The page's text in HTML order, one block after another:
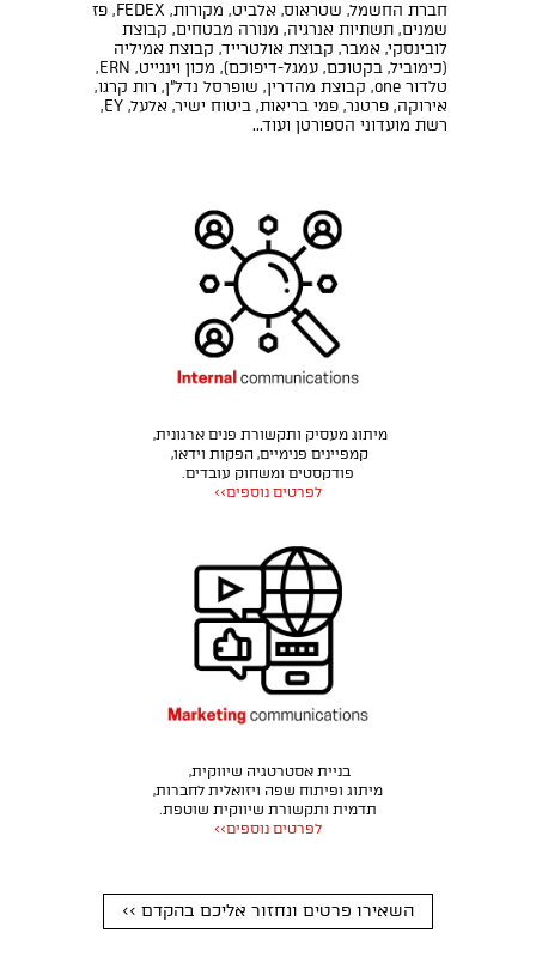
חברת החשמל, שטראוס, אלביט, מקורות, FEDEX, פז
שמנים, תשתיות אנרגיה, מנורה מבטחים, קבוצת
לובינסקי, אמבר, קבוצת אולטרייד, קבוצת אמיליה
(כימוביל, בקטוכם, עמגל-דיפוכם), מכון וינגייט, ERN,
טלדור one, קבוצת מהדרין, שופרסל נדל"ן, רות קרגו,
אירוקה, פרטנר, פמי בריאות, ביטוח ישיר, אלעל, EY,
רשת מועדוני הספורטן ועוד...
מיתוג מעסיק ותקשורת פנים ארגונית,
קמפיינים פנימיים, הפקות וידאו,
פודקסטים ומשחוק עובדים.
לפרטים נוספים>>
בניית אסטרטגיה שיווקית,
מיתוג ופיתוח שפה ויזואלית לחברות,
תדמית ותקשורת שיווקית שוטפת.
לפרטים נוספים>>
השאירו פרטים ונחזור אליכם בהקדם >>